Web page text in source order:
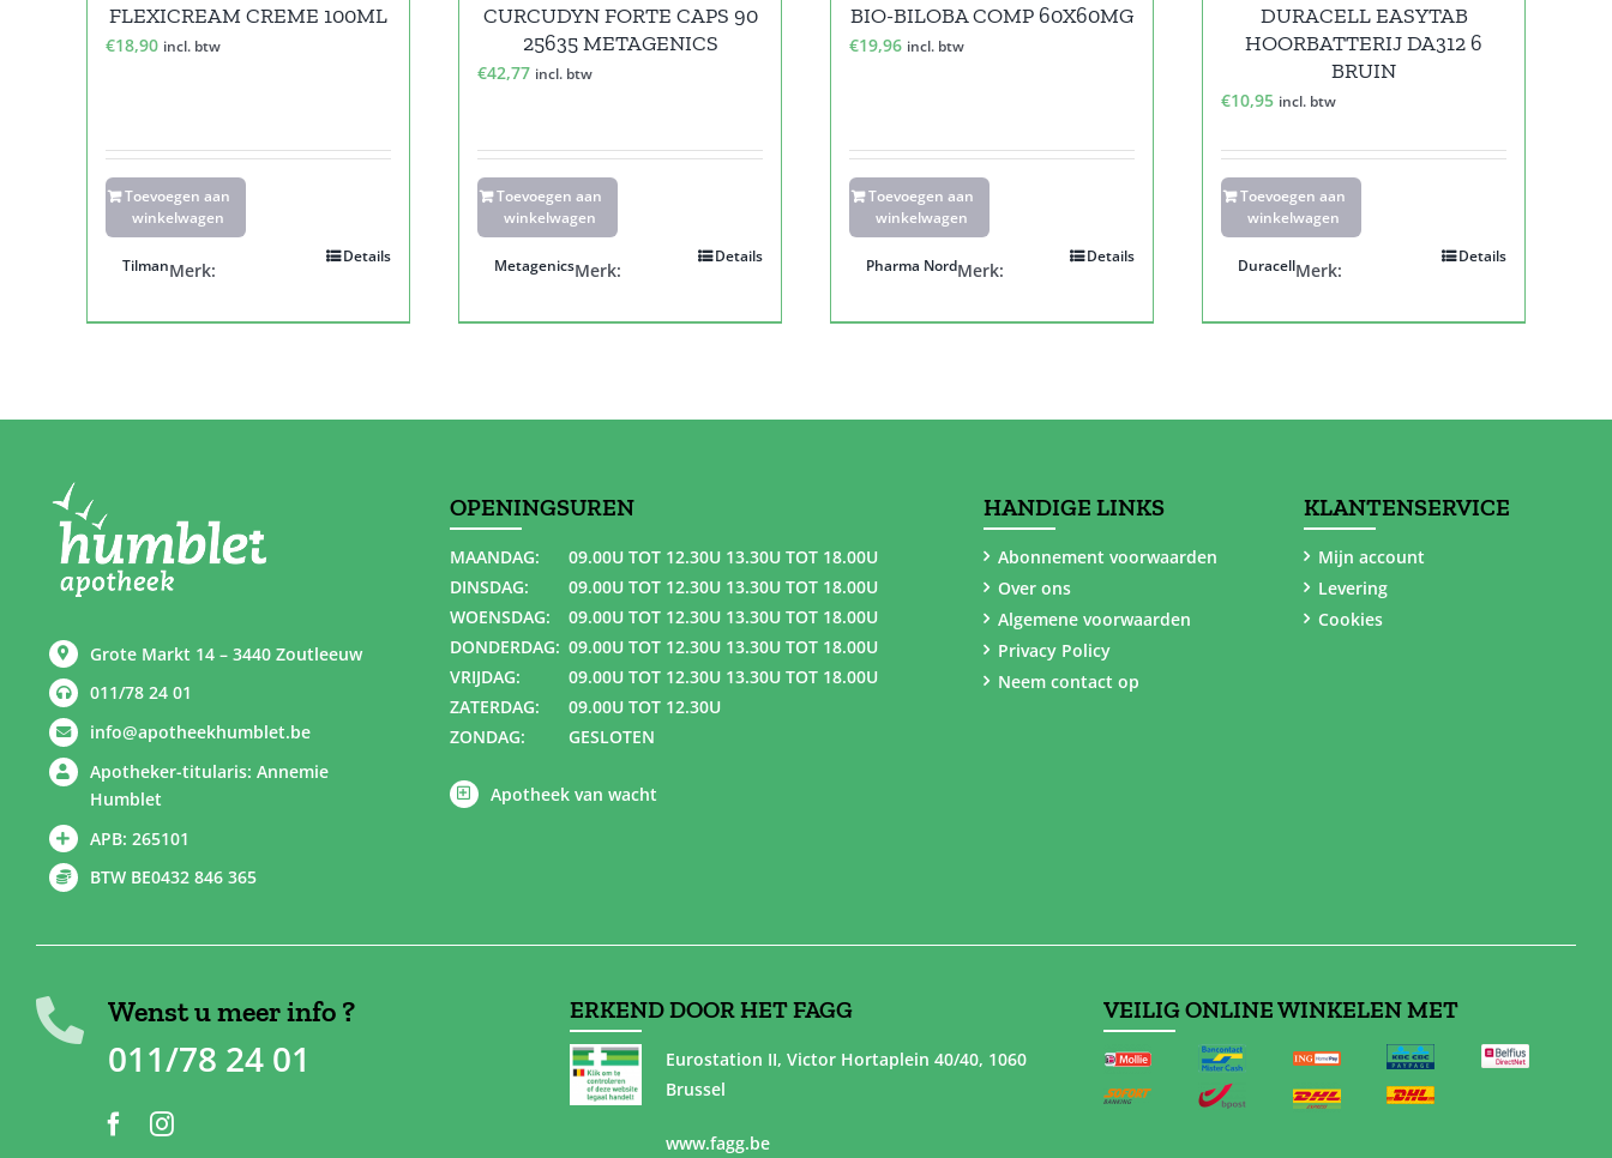
FLEXICREAM CREME 100ML
€18,90 incl. btw
Toevoegen aan
winkelwagen
Details
Merk:
Tilman
CURCUDYN FORTE CAPS 90
25635 METAGENICS
€42,77 incl. btw
Toevoegen aan
winkelwagen
Details
Merk:
Metagenics
BIO-BILOBA COMP 60X60MG
€19,96 incl. btw
Toevoegen aan
winkelwagen
Details
Merk:
Pharma Nord
DURACELL EASYTAB
HOORBATTERIJ DA312 6
BRUIN
€10,95 incl. btw
Toevoegen aan
winkelwagen
Details
Merk:
Duracell
Grote Markt 14 – 3440 Zoutleeuw
011/78 24 01
info@apotheekhumblet.be
Apotheker-titularis: Annemie
Humblet
APB: 265101
BTW BE0432 846 365
OPENINGSUREN
MAANDAG:
09.00U TOT 12.30U 13.30U TOT 18.00U
DINSDAG:
09.00U TOT 12.30U 13.30U TOT 18.00U
WOENSDAG:
09.00U TOT 12.30U 13.30U TOT 18.00U
DONDERDAG: 09.00U TOT 12.30U 13.30U TOT 18.00U
VRIJDAG:
09.00U TOT 12.30U 13.30U TOT 18.00U
ZATERDAG:
09.00U TOT 12.30U
ZONDAG:
GESLOTEN
Apotheek van wacht
HANDIGE LINKS
Abonnement voorwaarden
Over ons
Algemene voorwaarden
Privacy Policy
Neem contact op
KLANTENSERVICE
Mijn account
Levering
Cookies
Wenst u meer info ?
011/78 24 01
ERKEND DOOR HET FAGG
Eurostation II, Victor Hortaplein 40/40, 1060
Brussel
www.fagg.be
VEILIG ONLINE WINKELEN MET